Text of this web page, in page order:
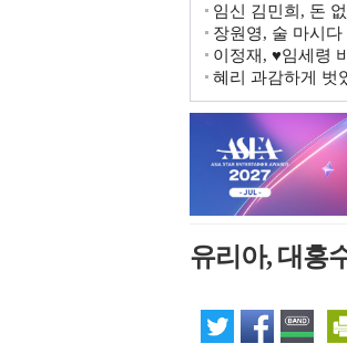
임신 김민희, 돈
장원영, 술 마시
이정재, ♥임세령
혜리 과감하게 벗
유리아, 대홍